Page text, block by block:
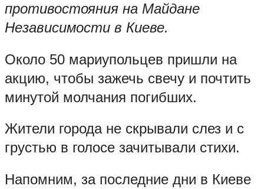
противостояния на Майдане
Независимости в Киеве.
Около 50 мариупольцев пришли на
акцию, чтобы зажечь свечу и почтить
минутой молчания погибших.
Жители города не скрывали слез и с
грустью в голосе зачитывали стихи.
Напомним, за последние дни в Киеве